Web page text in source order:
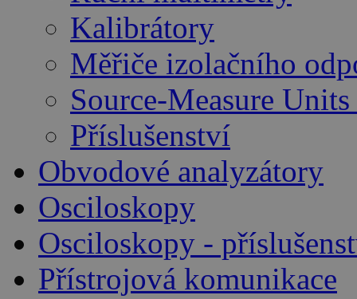
Kalibrátory
Měřiče izolačního
Source-Measure
Příslušenství
Obvodové analyzátory
Osciloskopy
Osciloskopy -
Přístrojová komunikace